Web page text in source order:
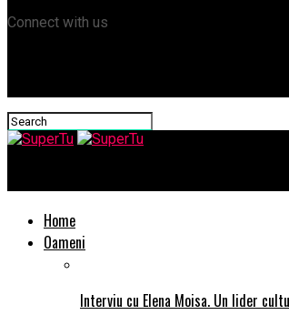
Connect with us
Home
Oameni
Interviu cu Elena Moisa. Un lider